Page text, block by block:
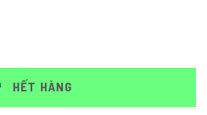
HẾT HÀNG